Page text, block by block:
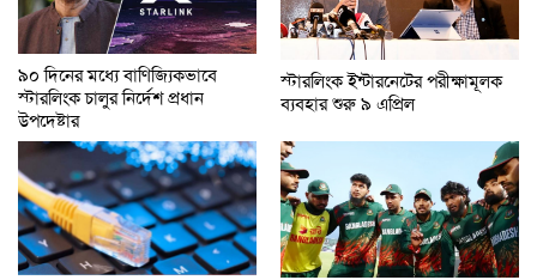
৯০ দিনের মধ্যে বাণিজ্যিকভাবে
স্টারলিংক চালুর নির্দেশ প্রধান
উপদেষ্টার
স্টারলিংক ইন্টারনেটের পরীক্ষামূলক
ব্যবহার শুরু ৯ এপ্রিল